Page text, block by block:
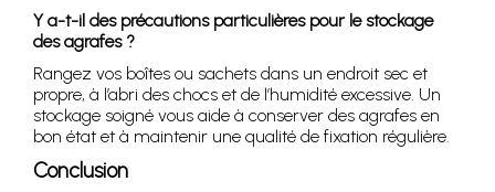
Y a-t-il des précautions particulières pour le stockage
des agrafes ?
Rangez vos boîtes ou sachets dans un endroit sec et
propre, à l’abri des chocs et de l’humidité excessive. Un
stockage soigné vous aide à conserver des agrafes en
bon état et à maintenir une qualité de fixation régulière.
Conclusion